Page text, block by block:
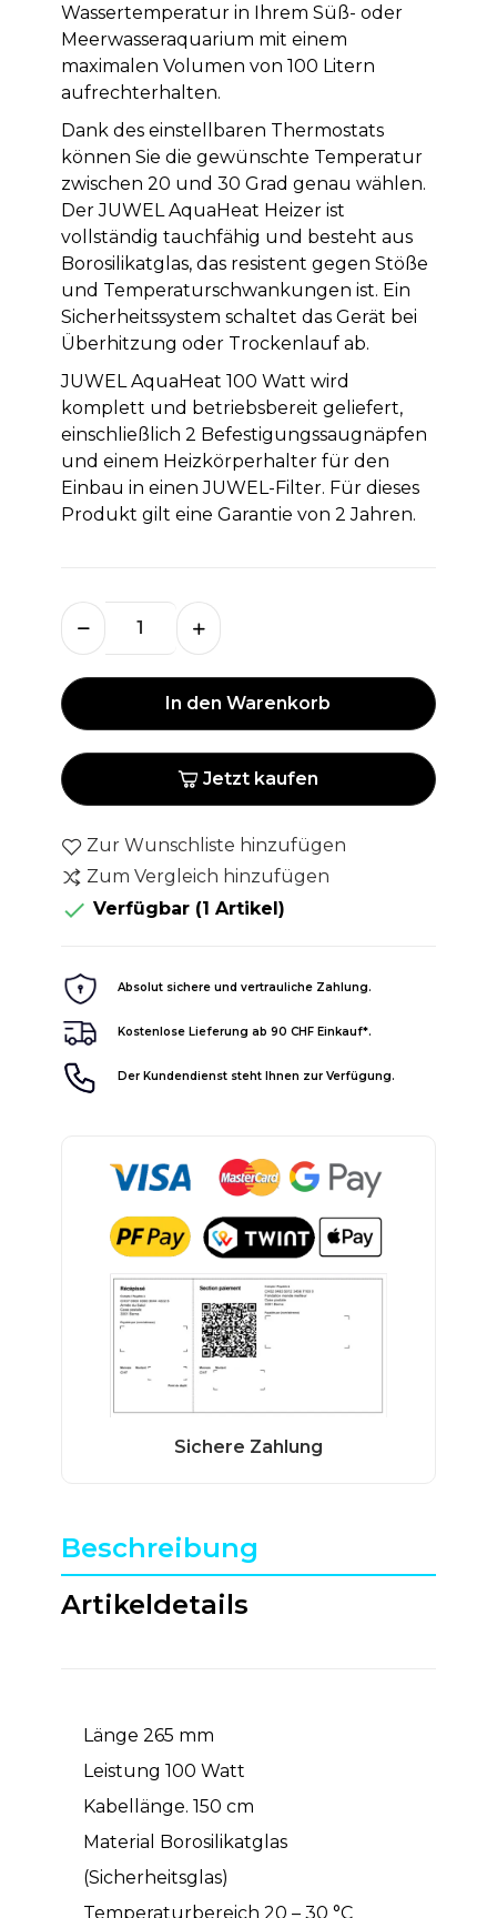
Wassertemperatur in Ihrem Süß- oder
Meerwasseraquarium mit einem
maximalen Volumen von 100 Litern
aufrechterhalten.
Dank des einstellbaren Thermostats
können Sie die gewünschte Temperatur
zwischen 20 und 30 Grad genau wählen.
Der JUWEL AquaHeat Heizer ist
vollständig tauchfähig und besteht aus
Borosilikatglas, das resistent gegen Stöße
und Temperaturschwankungen ist. Ein
Sicherheitssystem schaltet das Gerät bei
Überhitzung oder Trockenlauf ab.
JUWEL AquaHeat 100 Watt wird
komplett und betriebsbereit geliefert,
einschließlich 2 Befestigungssaugnäpfen
und einem Heizkörperhalter für den
Einbau in einen JUWEL-Filter. Für dieses
Produkt gilt eine Garantie von 2 Jahren.
In den Warenkorb
Jetzt kaufen
Zur Wunschliste hinzufügen
Zum Vergleich hinzufügen
 Verfügbar (1 Artikel)
Absolut sichere und vertrauliche Zahlung.
Kostenlose Lieferung ab 90 CHF Einkauf*.
Der Kundendienst steht Ihnen zur Verfügung.
Beschreibung
Artikeldetails
Länge 265 mm
Leistung 100 Watt
Kabellänge. 150 cm
Material Borosilikatglas
(Sicherheitsglas)
Temperaturbereich 20 – 30 °C